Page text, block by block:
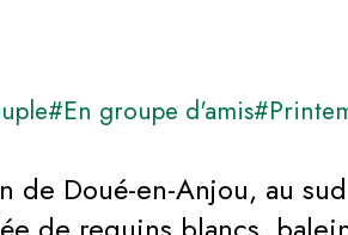
#En groupe d'amis
de Doué-en-Anjou, au